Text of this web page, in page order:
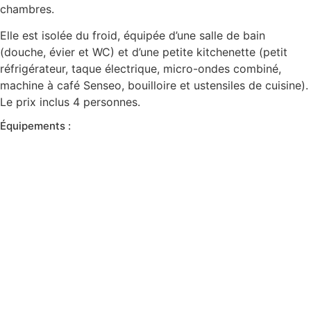
chambres.
Elle est isolée du froid, équipée d’une salle de bain
(douche, évier et WC) et d’une petite kitchenette (petit
réfrigérateur, taque électrique, micro-ondes combiné,
machine à café Senseo, bouilloire et ustensiles de cuisine).
Le prix inclus 4 personnes.
Équipements :